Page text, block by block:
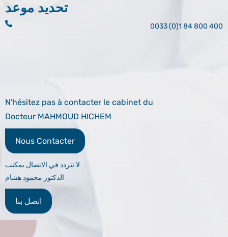
تحديد موعد
0033 (0)1 84 800 400
N'hésitez pas à contacter le cabinet du
Docteur MAHMOUD HICHEM
Nous Contacter
لا تتردد في الاتصال بمكتب
الدكتور محمود هشام
اتصل بنا